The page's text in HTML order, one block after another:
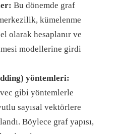
Bu dönemde graf
kümelenme
olarak hesaplanır ve
modellerine girdi
yöntemleri:
gibi yöntemlerle
sayısal vektörlere
Böylece graf yapısı,